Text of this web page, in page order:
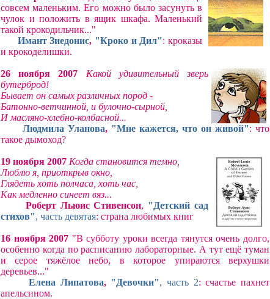
совсем маленьким. Его можно было засунуть в
чулок и положить в ящик шкафа. Маленький
такой крокодильчик..."
Имант Зиедонис, "Кроко и Дил": кроказы
и крокоделишки.
26 ноября 2007
Какой удивительный зверь
бутерброд!
Бывает он самых различных пород -
Батонно-ветчинной, и булочно-сырной,
И масляно-хлебно-колбасной...
Людмила Уланова, "Мне кажется, что он живой": что
такое дымоход?
19 ноября 2007 Когда становится темно,
Люблю я, приоткрыв окно,
Глядеть хоть полчаса, хоть час,
Как медленно синеет вяз...
Роберт Льюис Стивенсон, "Детский сад
стихов", часть девятая: страна любимых книг
16 ноября 2007 "В субботу уроки всегда тянутся очень долго,
особенно когда по расписанию лабораторные. А тут ещё туман
и серое тяжёлое небо, в которое упираются верхушки
деревьев..."
Елена Липатова, "Девочки", часть 2: счастье пахнет
апельсином.